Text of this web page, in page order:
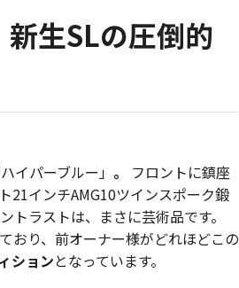
生SLの圧倒的
イパーブルー」 。
フロントに鎮座
21インチAMG10ツインスポーク鍛
トラストは、まさに芸術品です。
おり、前オーナー様がどれほどこの
ションとなっています。